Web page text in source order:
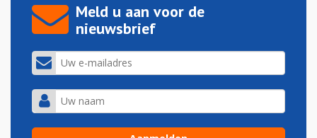
Meld u aan voor de
nieuwsbrief